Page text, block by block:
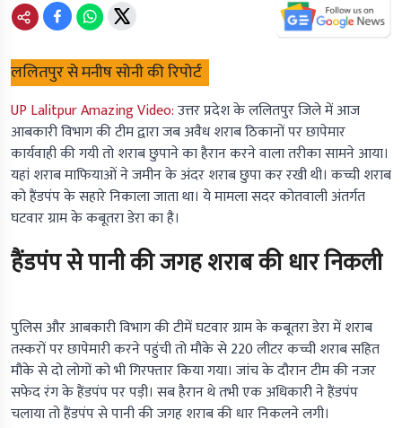
ललितपुर से मनीष सोनी की रिपोर्ट
UP Lalitpur Amazing Video:उत्तर प्रदेश के ललितपुर जिले में आज
आबकारी विभाग की टीम द्वारा जब अवैध शराब ठिकानों पर छापेमार
कार्यवाही की गयी तो शराब छुपाने का हैरान करने वाला तरीका सामने आया।
यहां शराब माफियाओं ने जमीन के अंदर शराब छुपा कर रखी थी। कच्ची शराब
को हैंडपंप के सहारे निकाला जाता था। ये मामला सदर कोतवाली अंतर्गत
घटवार ग्राम के कबूतरा डेरा का है।
हैंडपंप से पानी की जगह शराब की धार निकली
पुलिस और आबकारी विभाग की टीमें घटवार ग्राम के कबूतरा डेरा में शराब
तस्करों पर छापेमारी करने पहुंची तो मौके से 220 लीटर कच्ची शराब सहित
मौके से दो लोगों को भी गिरफ्तार किया गया। जांच के दौरान टीम की नजर
सफेद रंग के हैंडपंप पर पड़ी। सब हैरान थे तभी एक अधिकारी ने हैंडपंप
चलाया तो हैंडपंप से पानी की जगह शराब की धार निकलने लगी।